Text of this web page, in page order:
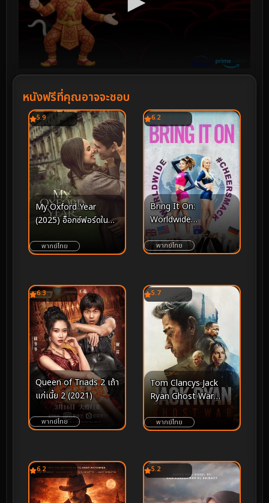
หนังฟรีที่คุณอาจจะชอบ
5.9
My Oxford Year
(2025) อ็อกซ์ฟอร์ดในฝัน
พากย์ไทย
6.2
Bring It On:
Worldwide
#Cheersmack – เมื่อ
สมรภูมิเชียร์ลีดเดอร์ข้าม
พากย์ไทย
6.3
Queen of Triads 2 เถ้า
แก่เนี้ย 2 (2021)
พากย์ไทย
5.7
Tom Clancys Jack
Ryan Ghost War
(2026)
พากย์ไทย
6.2 5.2